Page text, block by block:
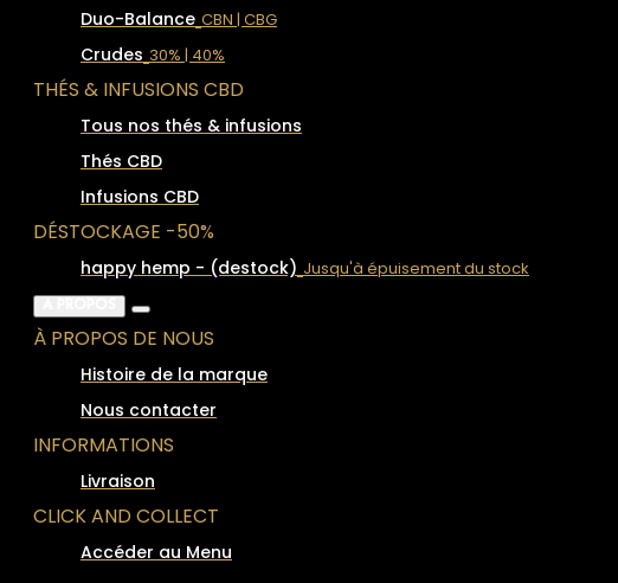
Duo-Balance CBN | CBG
Crudes 30% | 40%
THÉS & INFUSIONS CBD
Tous nos thés & infusions
Thés CBD
Infusions CBD
DÉSTOCKAGE -50%
happy hemp - (destock) Jusqu'à épuisement du stock
À PROPOS DE NOUS
Histoire de la marque
Nous contacter
INFORMATIONS
Livraison
CLICK AND COLLECT
Accéder au Menu